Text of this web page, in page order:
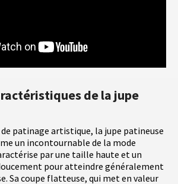
de la jupe
de patinage artistique, la jupe patineuse
un incontournable de la mode
par une taille haute et un
pour atteindre généralement
Sa coupe flatteuse, qui met en valeur